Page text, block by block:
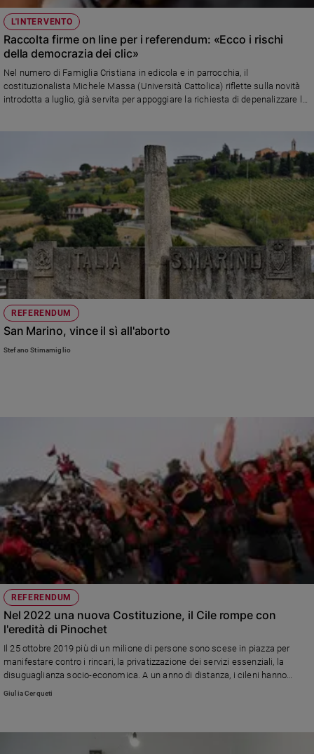
L'INTERVENTO
Raccolta firme on line per i referendum: «Ecco i rischi
della democrazia dei clic»
Nel numero di Famiglia Cristiana in edicola e in parrocchia, il
costituzionalista Michele Massa (Università Cattolica) riflette sulla novità
introdotta a luglio, già servita per appoggiare la richiesta di depenalizzare la
REFERENDUM
San Marino, vince il sì all'aborto
Stefano Stimamiglio
REFERENDUM
Nel 2022 una nuova Costituzione, il Cile rompe con
l'eredità di Pinochet
Il 25 ottobre 2019 più di un milione di persone sono scese in piazza per
manifestare contro i rincari, la privatizzazione dei servizi essenziali, la
disuguaglianza socio-economica. A un anno di distanza, i cileni hanno
votato sì a una nuova Carta magna che sostituisca quella del 1980, di
Giulia Cerqueti